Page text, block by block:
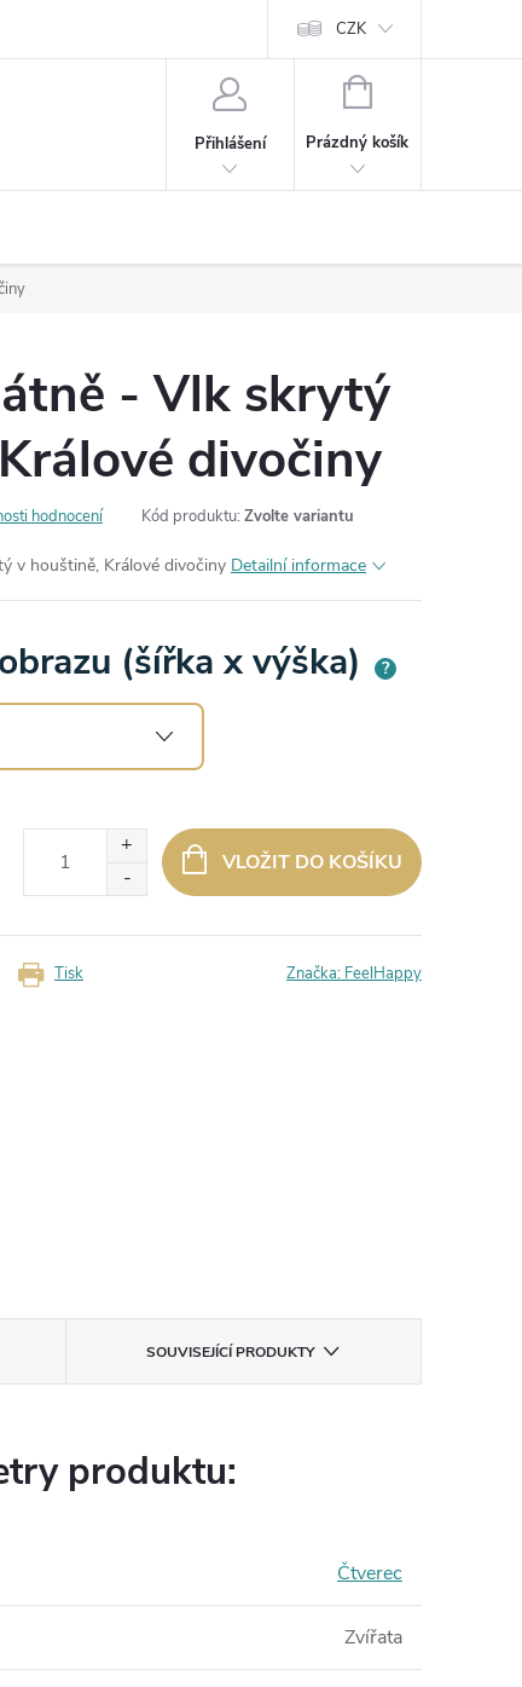
Kontakt
CZK
Přihlášení
NÁKUPNÍ
Prázdný košík
- Vlk skrytý
divočiny
hodnocení Kód produktu: Zvolte variantu
v houštině, Králové divočiny Detailní informace
(šířka x výška) ?
VLOŽIT DO KOŠÍKU
Tisk Značka: FeelHappy
SOUVISEJÍCÍ PRODUKTY
produktu:
Čtverec
Zvířata